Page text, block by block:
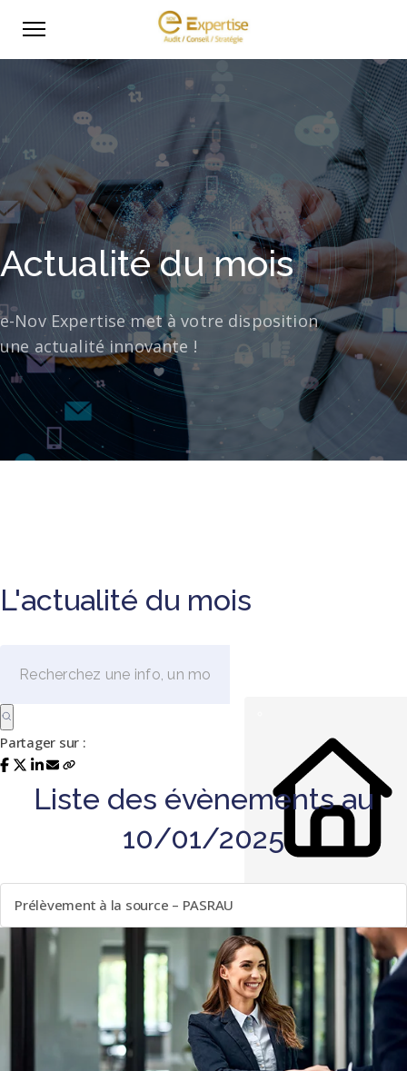
Actualité du mois
e-Nov Expertise met à votre disposition
une actualité innovante !
L'actualité du mois
Partager sur :
Liste des évènements au
10/01/2025
Prélèvement à la source – PASRAU